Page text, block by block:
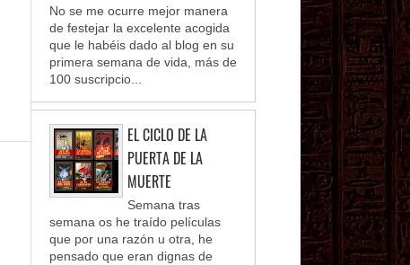
No se me ocurre mejor manera
de festejar la excelente acogida
que le habéis dado al blog en su
primera semana de vida, más de
100 suscripcio...
EL CICLO DE LA
PUERTA DE LA
MUERTE
Semana tras
semana os he traído películas
que por una razón u otra, he
pensado que eran dignas de